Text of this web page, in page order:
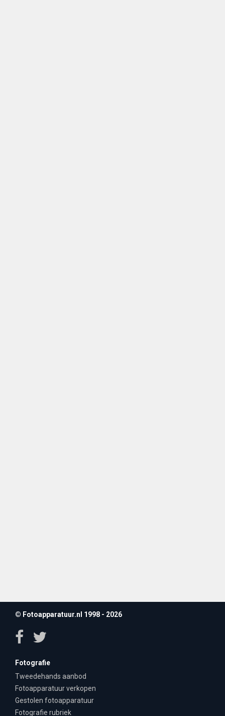
© Fotoapparatuur.nl 1998 - 2026
Fotografie
Tweedehands aanbod
Fotoapparatuur verkopen
Gestolen fotoapparatuur
Fotografie rubriek